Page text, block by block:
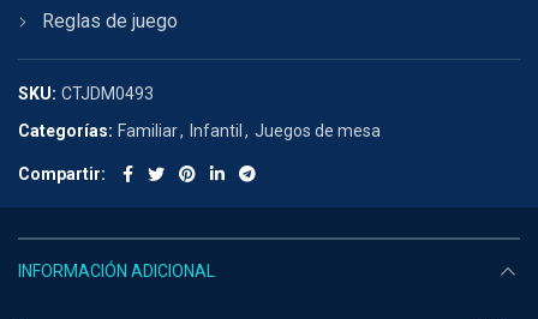
Reglas de juego
SKU: CTJDM0493
Categorías: Familiar, Infantil , Juegos de mesa
Compartir
INFORMACIÓN ADICIONAL